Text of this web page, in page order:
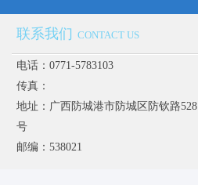
联系我们 CONTACT US
电话：0771-5783103
传真：
地址：广西防城港市防城区防钦路528
号
邮编：538021